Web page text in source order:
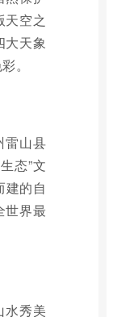
天空之
大天象
。
雷山县
态”文
建的自
世界最
水秀美